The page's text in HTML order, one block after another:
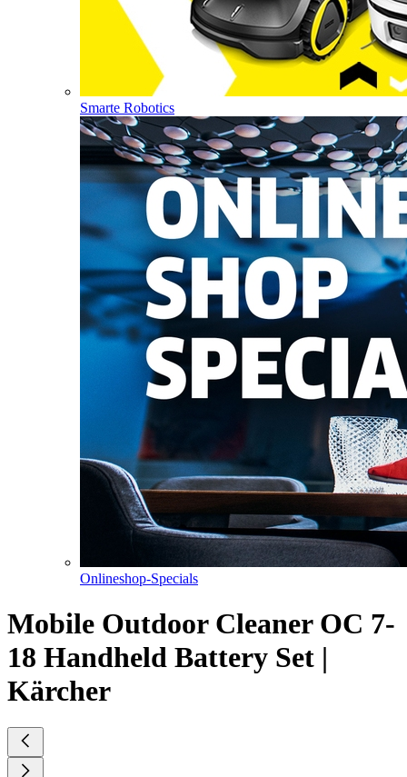
Smarte Robotics
Onlineshop-Specials
Mobile Outdoor Cleaner OC 7-
18 Handheld Battery Set |
Kärcher